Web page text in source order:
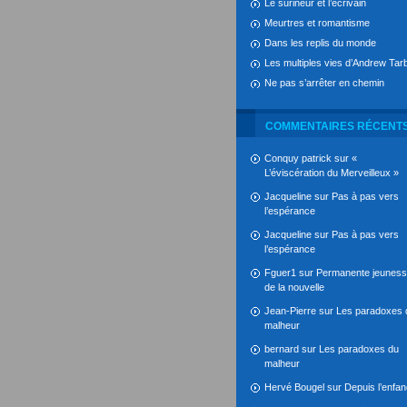
Le surineur et l’écrivain
Meurtres et romantisme
Dans les replis du monde
Les multiples vies d’Andrew
Ne pas s’arrêter en chemin
COMMENTAIRES
Conquy patrick sur «
L’éviscération du Merveilleux »
Jacqueline sur Pas à pas vers
l’espérance
Jacqueline sur Pas à pas vers
l’espérance
Fguer1 sur Permanente
de la nouvelle
Jean-Pierre sur Les paradoxes
malheur
bernard sur Les paradoxes du
malheur
Hervé Bougel sur Depuis